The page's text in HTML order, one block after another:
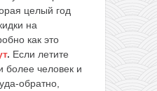
целый год
на
как это
. Если летите
более человек и
обратно,